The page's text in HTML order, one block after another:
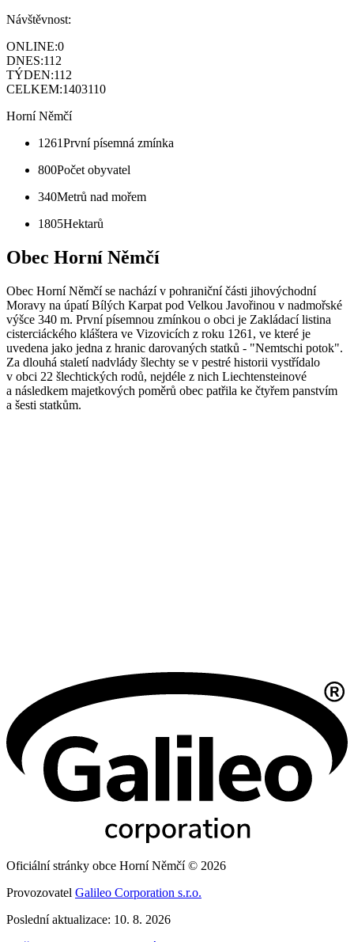
Návštěvnost:
ONLINE:0
DNES:112
TÝDEN:112
CELKEM:1403110
Horní Němčí
1261První písemná zmínka
800Počet obyvatel
340Metrů nad mořem
1805Hektarů
Obec Horní Němčí
Obec Horní Němčí se nachází v pohraniční části jihovýchodní
Moravy na úpatí Bílých Karpat pod Velkou Javořinou v nadmořské
výšce 340 m. První písemnou zmínkou o obci je Zakládací listina
cisterciáckého kláštera ve Vizovicích z roku 1261, ve které je
uvedena jako jedna z hranic darovaných statků - "Nemtschi potok".
Za dlouhá staletí nadvlády šlechty se v pestré historii vystřídalo
v obci 22 šlechtických rodů, nejdéle z nich Liechtensteinové
a následkem majetkových poměrů obec patřila ke čtyřem panstvím
a šesti statkům.
Oficiální stránky obce Horní Němčí © 2026
Provozovatel Galileo Corporation s.r.o.
Poslední aktualizace: 10. 8. 2026